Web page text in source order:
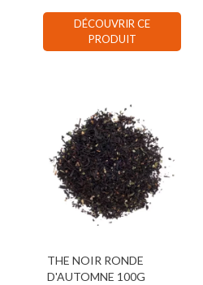
DÉCOUVRIR CE
PRODUIT
THE NOIR RONDE
D'AUTOMNE 100G